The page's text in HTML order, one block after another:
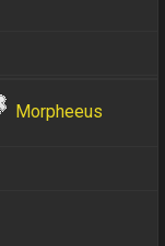
Morpheeus